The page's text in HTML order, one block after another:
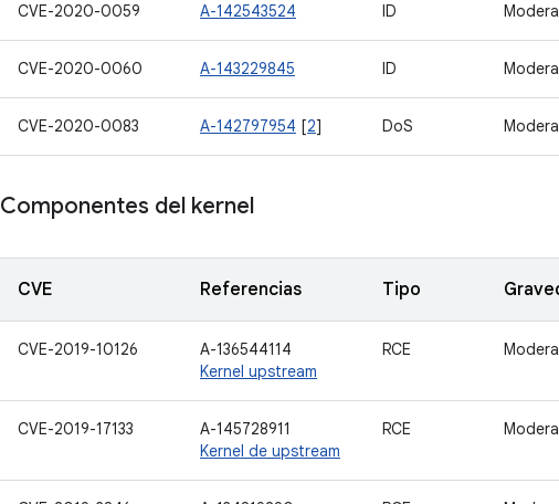
CVE-2020-0059 A-142543524 ID
CVE-2020-0060 A-143229845 ID
CVE-2020-0083 A-142797954 [2] DoS
Componentes del kernel
CVE Referencias Tipo
CVE-2019-10126
A-136544114
Kernel upstream
RCE
CVE-2019-17133
A-145728911
Kernel de upstream
RCE